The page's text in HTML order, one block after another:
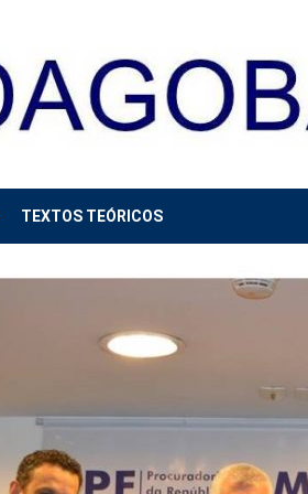
TEXTOS TEÓRICOS